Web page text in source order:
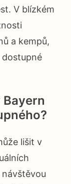
V blízkém
a kempů,
dostupné
lišit v